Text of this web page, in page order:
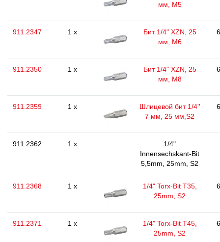
мм, М5
911.2347 1 x
Бит 1/4" XZN, 25
мм, М6
911.2350 1 x
Бит 1/4" XZN, 25
мм, М8
911.2359 1 x
Шлицевой бит 1/4''
7 мм, 25 мм,S2
911.2362 1 x
1/4"
Innensechskant-Bit
5,5mm, 25mm, S2
911.2368 1 x
1/4" Torx-Bit T35,
25mm, S2
911.2371 1 x
1/4" Torx-Bit T45,
25mm, S2